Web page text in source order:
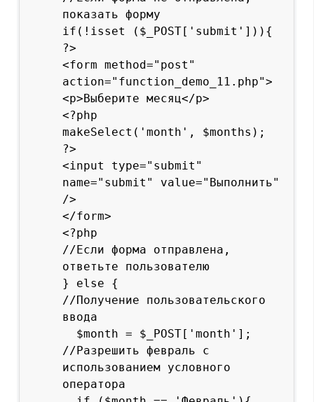
показать форму
if(!isset ($_POST['submit'])){
?>
<form method="post"
action="function_demo_11.php">
<p>Выберите месяц</p>
<?php
makeSelect('month', $months);
?>
<input type="submit"
name="submit" value="Выполнить"
/>
</form>
<?php
//Если форма отправлена,
ответьте пользователю
} else {
//Получение пользовательского
ввода
//Разрешить февраль с
использованием условного
оператора